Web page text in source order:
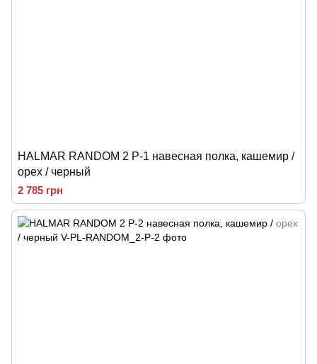
HALMAR RANDOM 2 P-1 навесная полка, кашемир /
орех / черный
2 785 грн